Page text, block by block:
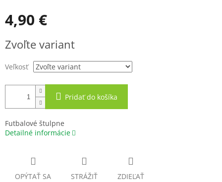
4,90 €
cena:
Zvoľte variant
Veľkosť
Pridať do košíka
Futbalové štulpne
Detailné informácie
OPÝTAŤ SA STRÁŽIŤ ZDIEĽAŤ